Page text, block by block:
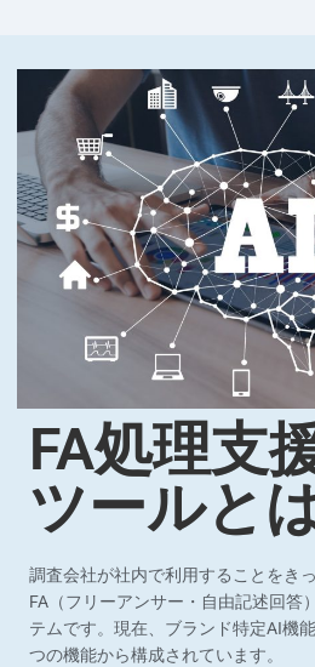
FA処理支
ツールと
調査会社が社内で利用することをき
FA（フリーアンサー・自由記述回答
テムです。現在、ブランド特定AI機
つの機能から構成されています。